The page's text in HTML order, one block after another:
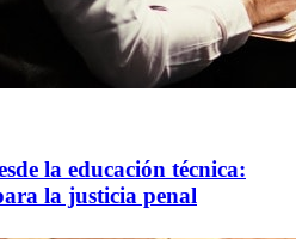
la educación técnica:
la justicia penal